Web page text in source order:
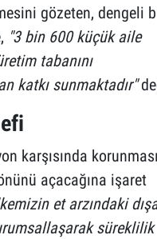
gözeten, dengeli
"3 bin 600 küçük aile
tabanını
katkı sunmaktadır"
karşısında
açacağına işaret
et arzındaki
süreklilik